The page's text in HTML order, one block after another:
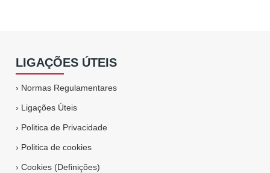
LIGAÇÕES ÚTEIS
› Normas Regulamentares
› Ligações Úteis
› Politica de Privacidade
› Politica de cookies
›Cookies (Definições)